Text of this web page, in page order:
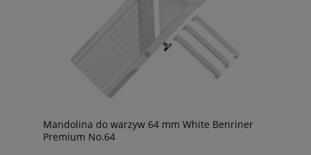
Mandolina do warzyw 64 mm White Benriner
Premium No.64